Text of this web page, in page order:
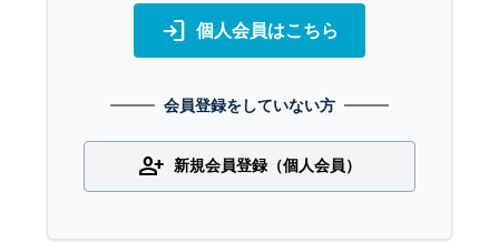
login 個人会員はこちら
会員登録をしていない方
person_add 新規会員登録（個人会員）